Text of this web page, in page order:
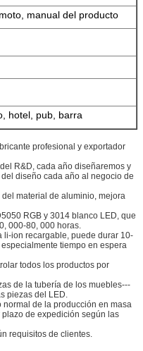
manual del producto
hotel, pub, barra
profesional y exportador
R&D, cada año diseñaremos y
diseño cada año al negocio de
material de aluminio, mejora
RGB y 3014 blanco LED, que
000-80, 000 horas.
li-ion recargable, puede durar 10-
tiempo en espera
todos los productos por
de la tubería de los muebles---
piezas del LED.
de la producción en masa
de expedición según las
requisitos de clientes.